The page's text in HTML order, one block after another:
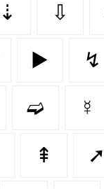
⇣ ⇩
▶️ ↯
➫ ☿
⇞ ➚